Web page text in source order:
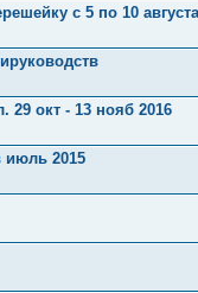
с 5 по 10 августа
29 окт - 13 нояб 2016
июль 2015